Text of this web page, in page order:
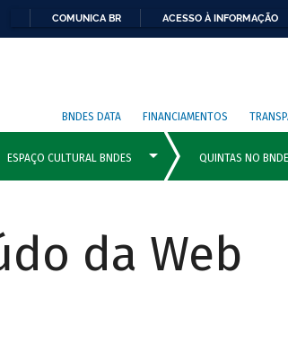
COMUNICA BR ACESSO À INFORMAÇÃO
BNDES DATA FINANCIAMENTOS
da Web